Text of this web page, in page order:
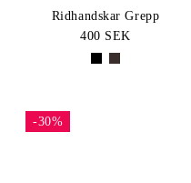
Ridhandskar Grepp
400 SEK
-30%